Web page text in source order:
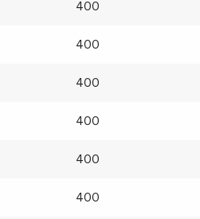
400
400
400
400
400
400